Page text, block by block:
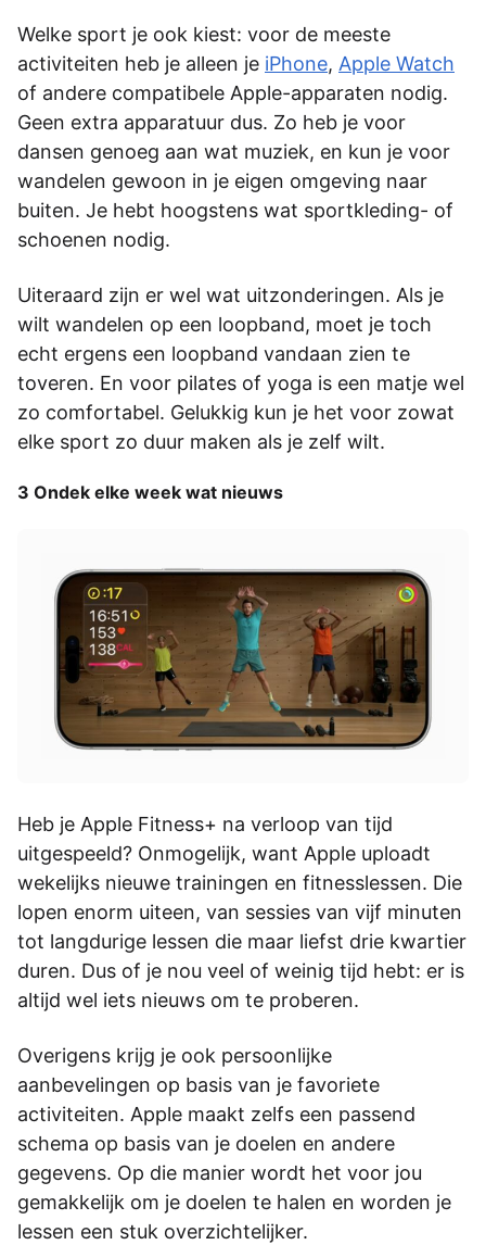
Welke sport je ook kiest: voor de meeste
activiteiten heb je alleen je iPhone, Apple Watch
of andere compatibele Apple-apparaten nodig.
Geen extra apparatuur dus. Zo heb je voor
dansen genoeg aan wat muziek, en kun je voor
wandelen gewoon in je eigen omgeving naar
buiten. Je hebt hoogstens wat sportkleding- of
schoenen nodig.
Uiteraard zijn er wel wat uitzonderingen. Als je
wilt wandelen op een loopband, moet je toch
echt ergens een loopband vandaan zien te
toveren. En voor pilates of yoga is een matje wel
zo comfortabel. Gelukkig kun je het voor zowat
elke sport zo duur maken als je zelf wilt.
3 Ondek elke week wat nieuws
Heb je Apple Fitness+ na verloop van tijd
uitgespeeld? Onmogelijk, want Apple uploadt
wekelijks nieuwe trainingen en fitnesslessen. Die
lopen enorm uiteen, van sessies van vijf minuten
tot langdurige lessen die maar liefst drie kwartier
duren. Dus of je nou veel of weinig tijd hebt: er is
altijd wel iets nieuws om te proberen.
Overigens krijg je ook persoonlijke
aanbevelingen op basis van je favoriete
activiteiten. Apple maakt zelfs een passend
schema op basis van je doelen en andere
gegevens. Op die manier wordt het voor jou
gemakkelijk om je doelen te halen en worden je
lessen een stuk overzichtelijker.